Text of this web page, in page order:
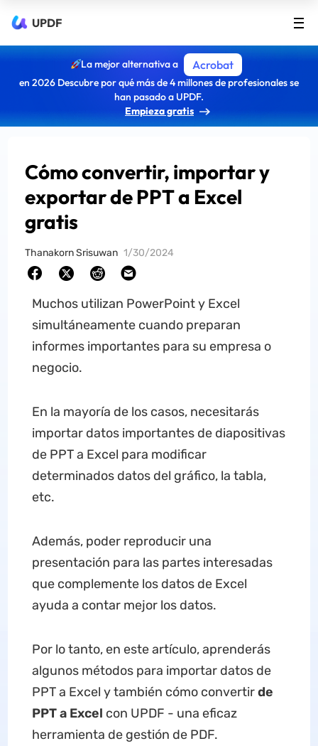
UPDF
La mejor alternativa a Acrobat
en 2026 Descubre por qué más de 4 millones de profesionales se
han pasado a UPDF.
Empieza gratis
Cómo convertir, importar y
exportar de PPT a Excel
gratis
Thanakorn Srisuwan 1/30/2024
Muchos utilizan PowerPoint y Excel
simultáneamente cuando preparan
informes importantes para su empresa o
negocio.
En la mayoría de los casos, necesitarás
importar datos importantes de diapositivas
de PPT a Excel para modificar
determinados datos del gráfico, la tabla,
etc.
Además, poder reproducir una
presentación para las partes interesadas
que complemente los datos de Excel
ayuda a contar mejor los datos.
Por lo tanto, en este artículo, aprenderás
algunos métodos para importar datos de
PPT a Excel y también cómo convertirde
PPT a Excel con UPDF - una eficaz
herramienta de gestión de PDF.